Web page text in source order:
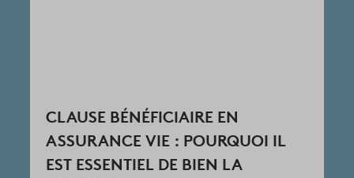
IL
LIVRET A : FAUT-IL
CHOISIR CE PLACEMENT
SON ÉPARGNE ?